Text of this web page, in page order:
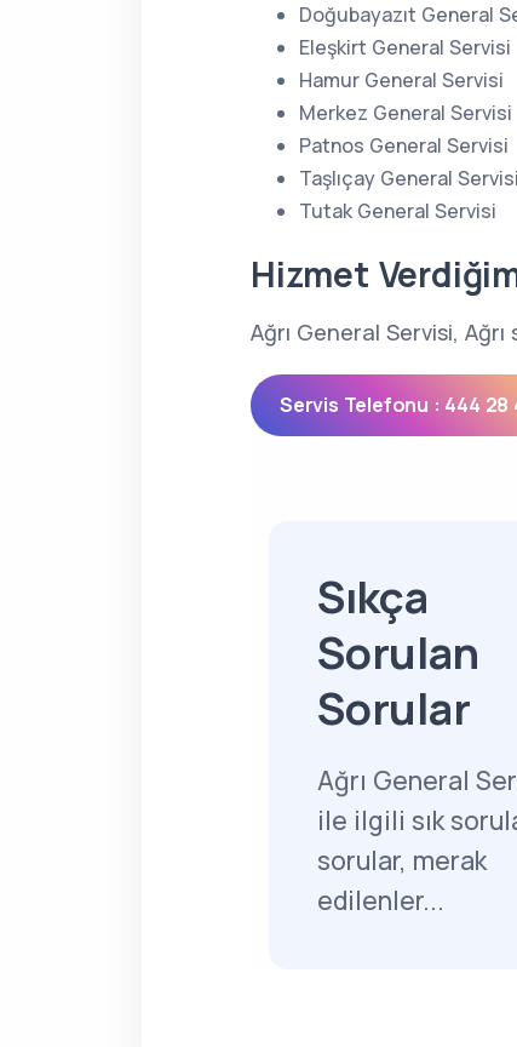
Doğubayazıt General
Eleşkirt General Servisi
Hamur General Servisi
Merkez General Servisi
Patnos General Servisi
Taşlıçay General Servisi
Tutak General Servisi
Hizmet
Ağrı General Servisi,
Servis Telefonu : 444 28
Sıkça
Sorulan
Sorular
Ağrı General
ile ilgili sık
sorular, merak
edilenler...